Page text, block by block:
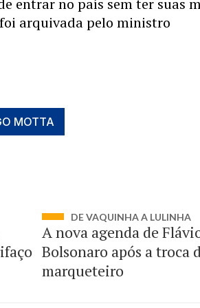
entrar no país sem ter suas
arquivada pelo ministro
MOTTA
DE VAQUINHA A LULINHA
A nova agenda de
Bolsonaro após a troca
marqueteiro